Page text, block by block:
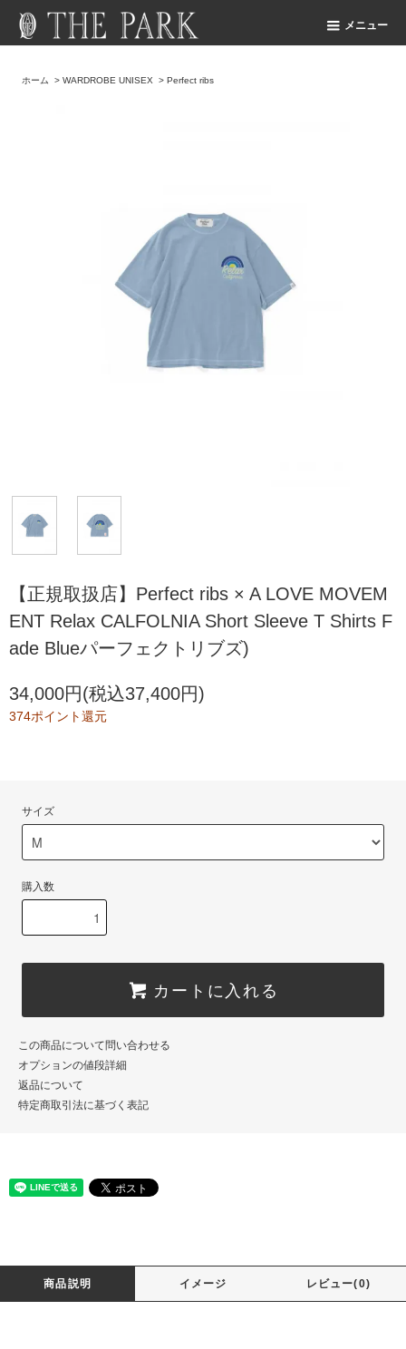
メニュー
ホーム >WARDROBE UNISEX >Perfect ribs
【正規取扱店】Perfect ribs × A LOVE MOVEM
ENT Relax CALFOLNIA Short Sleeve T Shirts F
ade Blueパーフェクトリブズ)
34,000円(税込37,400円)
374ポイント還元
サイズ
購入数
カートに入れる
この商品について問い合わせる
オプションの値段詳細
返品について
特定商取引法に基づく表記
商品説明 イメージ レビュー(0)